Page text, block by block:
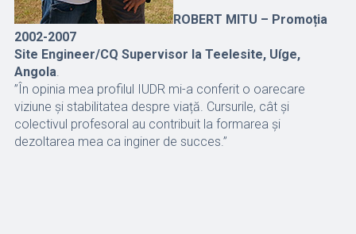
ROBERT MITU – Promoția
2002-2007
Site Engineer/CQ Supervisor la Teelesite, Uíge,
Angola.
”În opinia mea profilul IUDR mi-a conferit o oarecare
viziune și stabilitatea despre viață. Cursurile, cât și
colectivul profesoral au contribuit la formarea și
dezoltarea mea ca inginer de succes.”